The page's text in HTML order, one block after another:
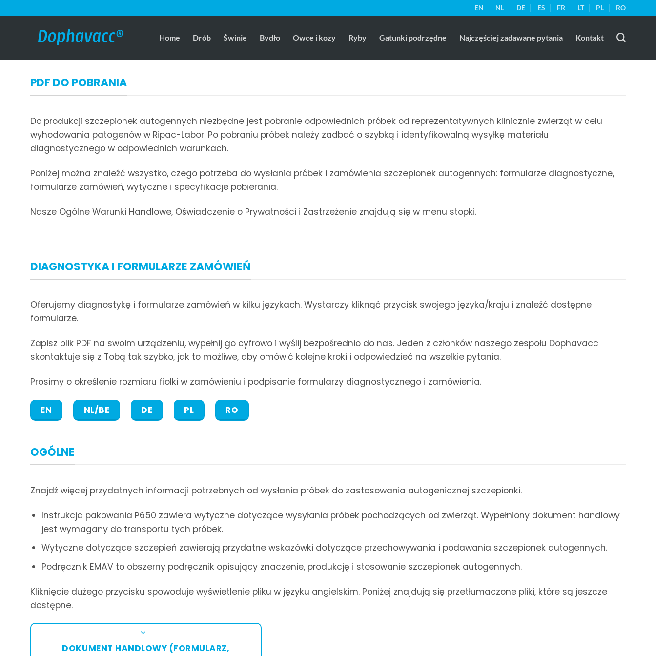
EN NL DE ES FR LT PL RO
Home Drób Świnie Bydło Owce i kozy Ryby Gatunki podrzędne Najczęściej zadawane pytania Kontakt
PDF DO POBRANIA
Do produkcji szczepionek autogennych niezbędne jest pobranie odpowiednich próbek od reprezentatywnych klinicznie zwierząt w celu
wyhodowania patogenów w Ripac-Labor. Po pobraniu próbek należy zadbać o szybką i identyfikowalną wysyłkę materiału
diagnostycznego w odpowiednich warunkach.
Poniżej można znaleźć wszystko, czego potrzeba do wysłania próbek i zamówienia szczepionek autogennych: formularze diagnostyczne,
formularze zamówień, wytyczne i specyfikacje pobierania.
Nasze Ogólne Warunki Handlowe, Oświadczenie o Prywatności i Zastrzeżenie znajdują się w menu stopki.
DIAGNOSTYKA I FORMULARZE ZAMÓWIEŃ
Oferujemy diagnostykę i formularze zamówień w kilku językach. Wystarczy kliknąć przycisk swojego języka/kraju i znaleźć dostępne
formularze.
Zapisz plik PDF na swoim urządzeniu, wypełnij go cyfrowo i wyślij bezpośrednio do nas. Jeden z członków naszego zespołu Dophavacc
skontaktuje się z Tobą tak szybko, jak to możliwe, aby omówić kolejne kroki i odpowiedzieć na wszelkie pytania.
Prosimy o określenie rozmiaru fiolki w zamówieniu i podpisanie formularzy diagnostycznego i zamówienia.
EN NL/BE DE PL RO
OGÓLNE
Znajdź więcej przydatnych informacji potrzebnych od wysłania próbek do zastosowania autogenicznej szczepionki.
Instrukcja pakowania P650 zawiera wytyczne dotyczące wysyłania próbek pochodzących od zwierząt. Wypełniony dokument handlowy
jest wymagany do transportu tych próbek.
Wytyczne dotyczące szczepień zawierają przydatne wskazówki dotyczące przechowywania i podawania szczepionek autogennych.
Podręcznik EMAV to obszerny podręcznik opisujący znaczenie, produkcję i stosowanie szczepionek autogennych.
Kliknięcie dużego przycisku spowoduje wyświetlenie pliku w języku angielskim. Poniżej znajdują się przetłumaczone pliki, które są jeszcze
dostępne.
DOKUMENT HANDLOWY (FORMULARZ,